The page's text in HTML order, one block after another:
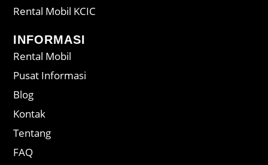
Rental Mobil KCIC
INFORMASI
Rental Mobil
Pusat Informasi
Blog
Kontak
Tentang
FAQ